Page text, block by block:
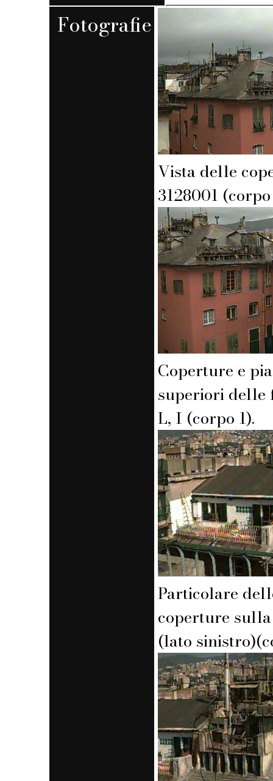
Fotografie
Vista delle
3128001 (corpo
Coperture e
superiori delle
L, I (corpo 1).
Particolare
coperture
(lato